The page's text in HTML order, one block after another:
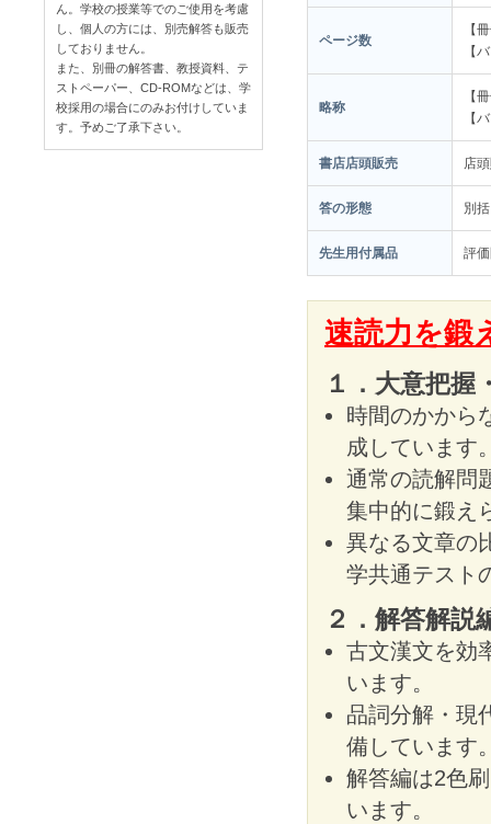
ページ数
【
【
略称
【
【
書店店頭販売 店
答の形態 別
先生用付属品 評
速読力を鍛
１．大意把握
時間のかから
成しています
通常の読解問
集中的に鍛え
異なる文章の
学共通テスト
２．解答解説
古文漢文を効
います。
品詞分解・現
備しています
解答編は2色
います。
ん。学校の授業等でのご使用を考慮
し、個人の方には、別売解答も販売
しておりません。
また、別冊の解答書、教授資料、テ
ストペーパー、CD-ROMなどは、学
校採用の場合にのみお付けしていま
す。予めご了承下さい。